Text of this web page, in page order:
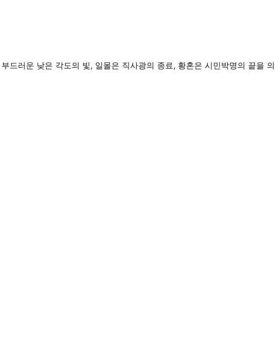
드러운 낮은 각도의 빛, 일몰은 직사광의 종료, 황혼은 시민박명의 끝을 의